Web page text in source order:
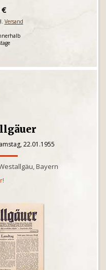
Versand
22.01.1955
Bayern